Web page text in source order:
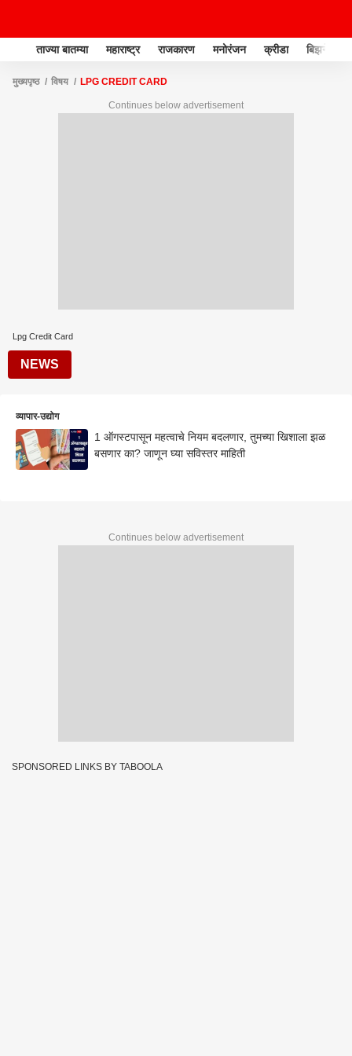
ताज्या बातम्या महाराष्ट्र राजकारण मनोरंजन क्रीडा बिझनेस
मुख्यपृष्ठ विषय LPG CREDIT CARD
Continues below advertisement
Lpg Credit Card
NEWS
व्यापार-उद्योग
1 ऑगस्टपासून महत्वाचे नियम बदलणार, तुमच्या खिशाला झळ
बसणार का? जाणून घ्या सविस्तर माहिती
Continues below advertisement
SPONSORED LINKS BY TABOOLA